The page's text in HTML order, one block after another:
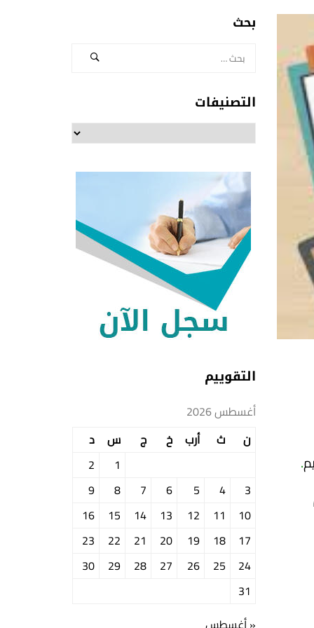
.
بحث
التصنيفات
التقوييم
أغسطس 2026
ن
ث أرب خ ج س
د
1
2
3
4
5
6
7
8
9
10
11
12
13
14
15
16
17
18
19
20
21
22
23
24
25
26
27
28
29
30
31